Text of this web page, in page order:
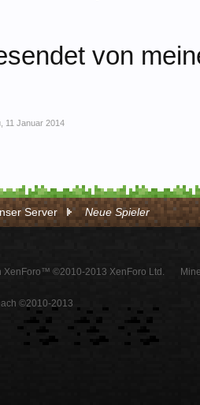
von
11 Januar 2014
Server Neue Spieler
XenForo™ ©2010-2013 XenForo Ltd.
©2010-2013